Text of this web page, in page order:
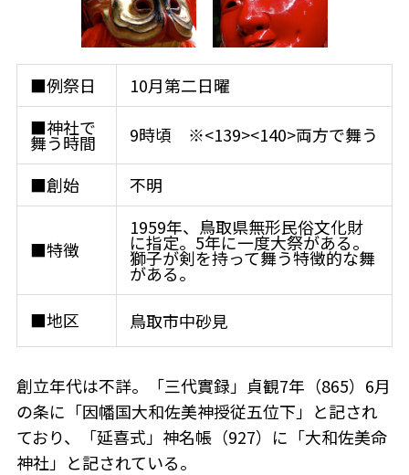
■例祭日
10月第二日曜
■神社で
舞う時間 9時頃 ※<139><140>両方で舞う
■創始 不明
■特徴
1959年、鳥取県無形民俗文化財
に指定。5年に一度大祭がある。
獅子が剣を持って舞う特徴的な舞
がある。
■地区
鳥取市中砂見
創立年代は不詳。「三代實録」貞観7年（865）6月
の条に「因幡国大和佐美神授従五位下」と記され
ており、「延喜式」神名帳（927）に「大和佐美命
神社」と記されている。